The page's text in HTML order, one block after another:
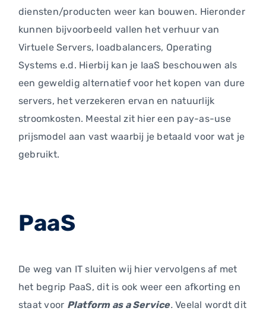
diensten/producten weer kan bouwen. Hieronder
kunnen bijvoorbeeld vallen het verhuur van
Virtuele Servers, loadbalancers, Operating
Systems e.d. Hierbij kan je IaaS beschouwen als
een geweldig alternatief voor het kopen van dure
servers, het verzekeren ervan en natuurlijk
stroomkosten. Meestal zit hier een pay-as-use
prijsmodel aan vast waarbij je betaald voor wat je
gebruikt.
PaaS
De weg van IT sluiten wij hier vervolgens af met
het begrip PaaS, dit is ook weer een afkorting en
staat voor Platform as a Service.Veelal wordt dit